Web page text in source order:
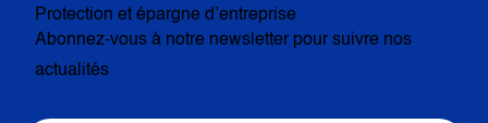
Protection et épargne d’entreprise
Abonnez-vous à notre newsletter pour suivre nos
actualités